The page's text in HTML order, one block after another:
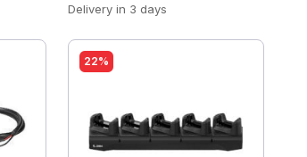
Delivery in 3 days
22%